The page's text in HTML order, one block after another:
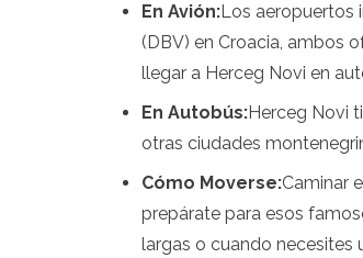
Armenia
Baréin
Bangladés
Bután
Camboya
Dubái
En Avión:Los aeropuertos
(DBV) en Croacia, ambos
llegar a Herceg Novi en
En Autobús:Herceg Novi
otras ciudades
Cómo Moverse:Caminar
prepárate para esos
largas o cuando necesites